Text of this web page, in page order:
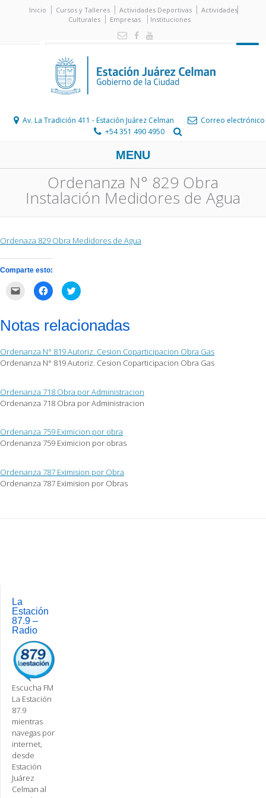
Inicio Cursos y Talleres Actividades Deportivas
Actividades
Culturales
Empresas Instituciones
Av. La Tradición 411 - Estación Juárez Celman
Correo electrónico
+54 351 490 4950
MENU
Ordenanza N° 829 Obra
Instalación Medidores de Agua
Ordenaza 829 Obra Medidores de Agua
Comparte esto:
correo
electrónico
amigo
(Se
abre
ventana
nueva)
Haz
clic
Facebook
(Se
una
ventana
nueva)
Haz
clic
en
Twitter
(Se
una
ventana
nueva)
Notas relacionadas
Ordenanza N° 819 Autoriz. Cesion Coparticipacion Obra Gas
Ordenanza N° 819 Autoriz. Cesion Coparticipacion Obra Gas
Ordenanza 718 Obra por Administracion
Ordenanza 718 Obra por Administracion
Ordenanza 759 Eximicion por obra
Ordenanza 759 Eximicion por obras
Ordenanza 787 Eximision por Obra
Ordenanza 787 Eximision por Obras
La
Estación
87.9 –
Radio
Escucha FM
La Estación
87.9
mientras
navegas por
internet,
desde
Estación
Juárez
Celman al